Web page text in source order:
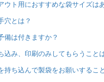
ウト用におすすめな袋サイズは
穴とは？
備は付きますか？
込み、印刷のみしてもらうこと
持ち込んで製袋をお願いするこ